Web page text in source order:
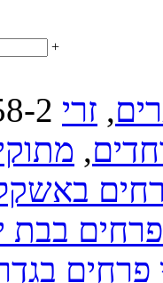
+
2 , זרי
,
בבת
פרחים